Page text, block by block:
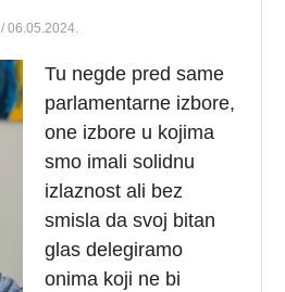
/ 06.05.2024.
Tu negde pred same
parlamentarne izbore,
one izbore u kojima
smo imali solidnu
izlaznost ali bez
smisla da svoj bitan
glas delegiramo
onima koji ne bi